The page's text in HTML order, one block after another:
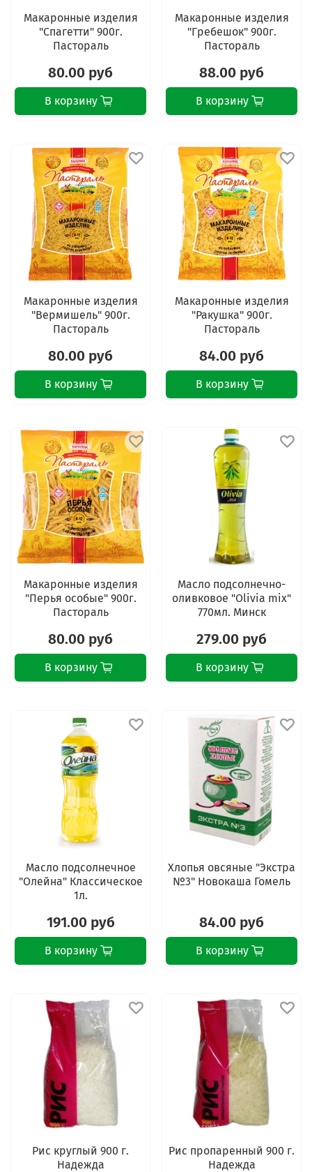
Макаронные изделия
"Спагетти" 900г.
Пастораль
80.00 руб
В корзину
Макаронные изделия
"Гребешок" 900г.
Пастораль
88.00 руб
В корзину
Макаронные изделия
"Вермишель" 900г.
Пастораль
80.00 руб
В корзину
Макаронные изделия
"Ракушка" 900г.
Пастораль
84.00 руб
В корзину
Макаронные изделия
"Перья особые" 900г.
Пастораль
80.00 руб
В корзину
Масло подсолнечно-
оливковое "Olivia mix"
770мл. Минск
279.00 руб
В корзину
Масло подсолнечное
"Олейна" Классическое
1л.
191.00 руб
В корзину
Хлопья овсяные "Экстра
№3" Новокаша Гомель
84.00 руб
В корзину
Рис круглый 900 г.
Надежда
Рис пропаренный 900 г.
Надежда